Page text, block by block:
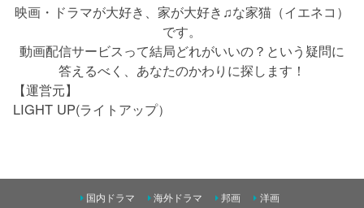
映画・ドラマが大好き、家が大好き♫な家猫（イエネコ）
です。
動画配信サービスって結局どれがいいの？という疑問に
答えるべく、あなたのかわりに探します！
【運営元】
LIGHT UP(ライトアップ）
国内ドラマ 海外ドラマ 邦画 洋画